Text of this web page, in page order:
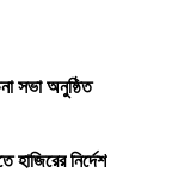
সভা অনুষ্ঠিত
নির্দেশ